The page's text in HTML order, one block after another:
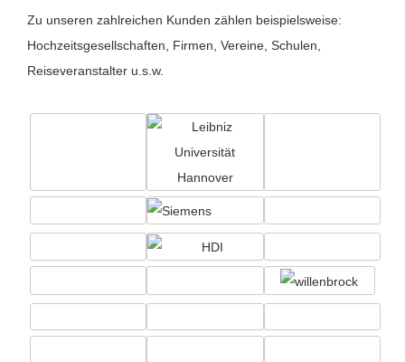
Zu unseren zahlreichen Kunden zählen beispielsweise:
Hochzeitsgesellschaften, Firmen, Vereine, Schulen,
Reiseveranstalter u.s.w.